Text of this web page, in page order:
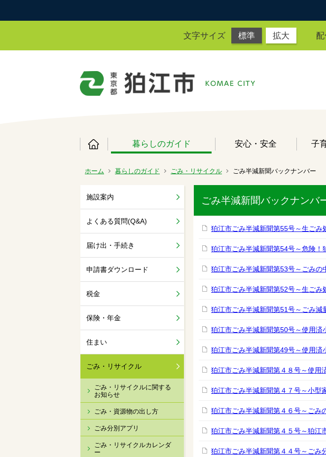
文字サイズ 標準 拡大
暮らしのガイド 安心・安全 子
ホーム 暮らしのガイド ごみ・リサイクル ごみ半減新聞バックナンバー
施設案内
よくある質問(Q&A)
届け出・手続き
申請書ダウンロード
税金
保険・年金
住まい
ごみ・リサイクル
ごみ・リサイクルに関する
お知らせ
ごみ・資源物の出し方
ごみ分別アプリ
ごみ・リサイクルカレンダ
ー
ごみ半減新聞バックナンバ
狛江市ごみ半減新聞第55号～生ごみ
狛江市ごみ半減新聞第54号～危険！
狛江市ごみ半減新聞第53号～ごみの
狛江市ごみ半減新聞第52号～生ごみ
狛江市ごみ半減新聞第51号～ごみ減
狛江市ごみ半減新聞第50号～使用済
狛江市ごみ半減新聞第49号～使用済
狛江市ごみ半減新聞第４８号～使用
狛江市ごみ半減新聞第４７号～小型
狛江市ごみ半減新聞第４６号～ごみ
狛江市ごみ半減新聞第４５号～狛江
狛江市ごみ半減新聞第４４号～ごみ